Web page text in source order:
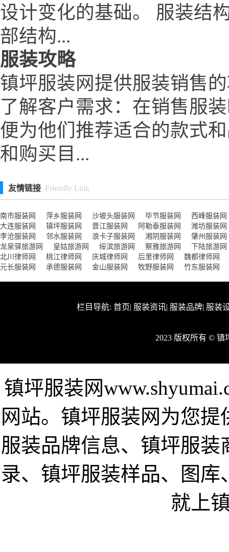
设计变化的基础。 服装结
部结构...
服装攻略
镇坪服装网提供服装销售
了解客户需求：在销售服
便为他们推荐适合的款式
和购买目...
友情链接 Friendly Link
南市服装网 萍乡服装网 沙坡头服装网 毕节服装网
西峰服装网
大连服装网
镇坪服装网 晋江服装网 阿勒泰服装网
潍坊服装网
李沧服装网
邻水服装网 浪卡子服装网 湘阴服装网
肇州服装网
龙泉驿旅游网
皇姑旅游网 绥滨旅游网 察雅旅游网
下陆旅游网
北川律师网
桃江律师网 庆城律师网 后里律师网
魏都律师网
元长服装网
承德服装网 金山服装网 牧野服装网 竹东服装网
栏目导航: 首页| 服装资讯| 服装品牌| 服装
2023 版权所有 ©
镇坪服装网
网站。镇坪服装网为您
服装品牌信息、镇坪服
录、镇坪服装样品、图
就上